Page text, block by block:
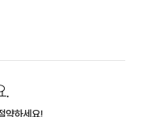
.
약하세요!